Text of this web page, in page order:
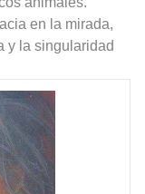
en la mirada,
y la singularidad